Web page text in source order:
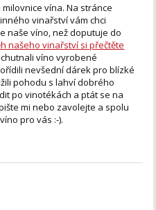
vína. Na stránce
vinařství vám chci
naše víno, než doputuje do
našeho vinařství si přečtěte
víno vyrobené
nevšední dárek pro blízké
pohodu s lahví dobrého
po vinotékách a ptát se na
mi nebo zavolejte a spolu
pro vás :-).